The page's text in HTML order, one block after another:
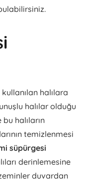
halılara
halılar olduğu
halıların
temizlenmesi
süpürgesi
derinlemesine
duvardan